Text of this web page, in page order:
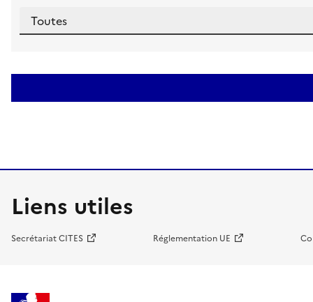
Liens utiles
Secrétariat CITES Réglementation UE